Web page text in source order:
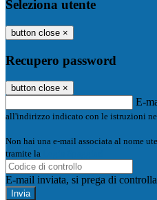
Seleziona utente
button close ×
Recupero password
button close ×
E-
all'indirizzo indicato con le istruzioni
Non hai una e-mail associata al nome
tramite la
E-mail inviata, si prega di